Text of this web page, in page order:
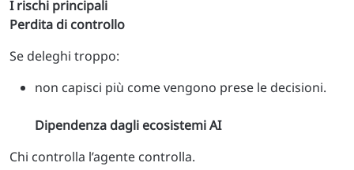
I rischi principali
Perdita di controllo
Se deleghi troppo:
non capisci più come vengono prese le decisioni.
Dipendenza dagli ecosistemi AI
Chi controlla l’agente controlla.